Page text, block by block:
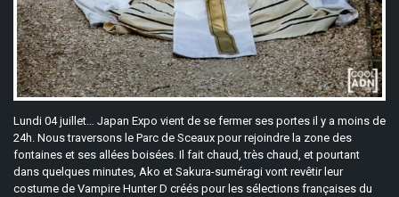
Lundi 04 juillet… Japan Expo vient de se fermer ses portes il y a moins de
24h. Nous traversons le Parc de Sceaux pour rejoindre la zone des
fontaines et ses allées boisées. Il fait chaud, très chaud, et pourtant
dans quelques minutes, Ako et Sakura-suméragi vont revêtir leur
costume de Vampire Hunter D créés pour les sélections françaises du